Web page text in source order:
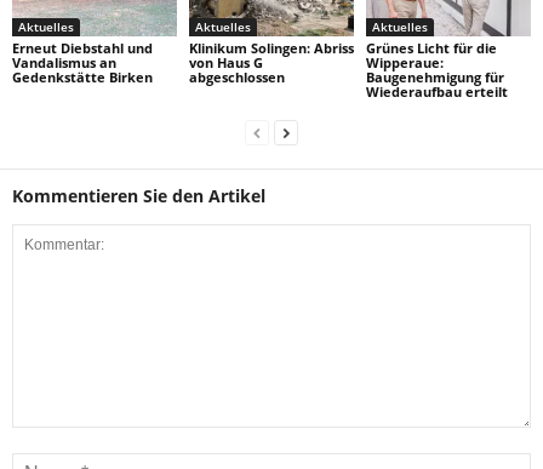
Aktuelles
Erneut Diebstahl und
Vandalismus an
Gedenkstätte Birken
Aktuelles
Klinikum Solingen: Abriss
von Haus G
abgeschlossen
Aktuelles
Grünes Licht für die
Wipperaue:
Baugenehmigung für
Wiederaufbau erteilt
Kommentieren Sie den Artikel